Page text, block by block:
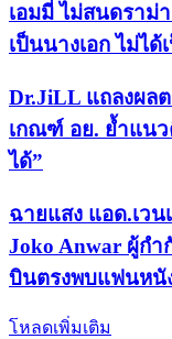
เอมมี่ ไม่สนดราม่
เป็นนางเอก ไม่ได้
Dr.JiLL แถลงผล
เกณฑ์ อย. ย้ำแน
ได้”
ฉายแสง แอด.เว
Joko Anwar ผู้กำ
บินตรงพบแฟนหนั
โหลดเพิ่มเติม